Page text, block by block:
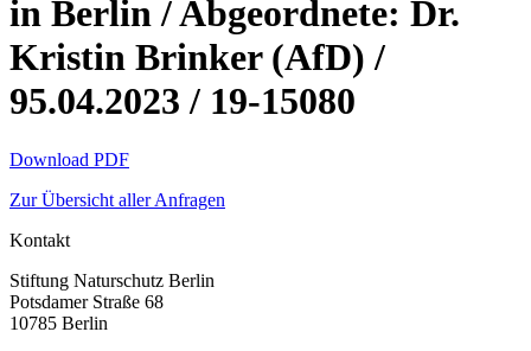
in Berlin / Abgeordnete: Dr.
Kristin Brinker (AfD) /
95.04.2023 / 19-15080
Download PDF
Zur Übersicht aller Anfragen
Kontakt
Stiftung Naturschutz Berlin
Potsdamer Straße 68
10785 Berlin